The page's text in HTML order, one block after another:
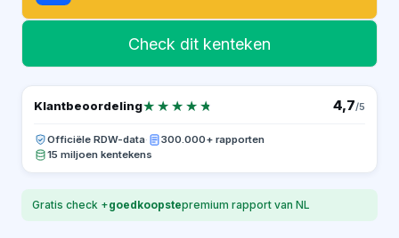
Check dit kenteken
Klantbeoordeling★★★★★
★★★★★ 4,7/5
Officiële RDW-data·
300.000+ rapporten
15 miljoen kentekens
Gratis check +goedkoopstepremium rapport van NL